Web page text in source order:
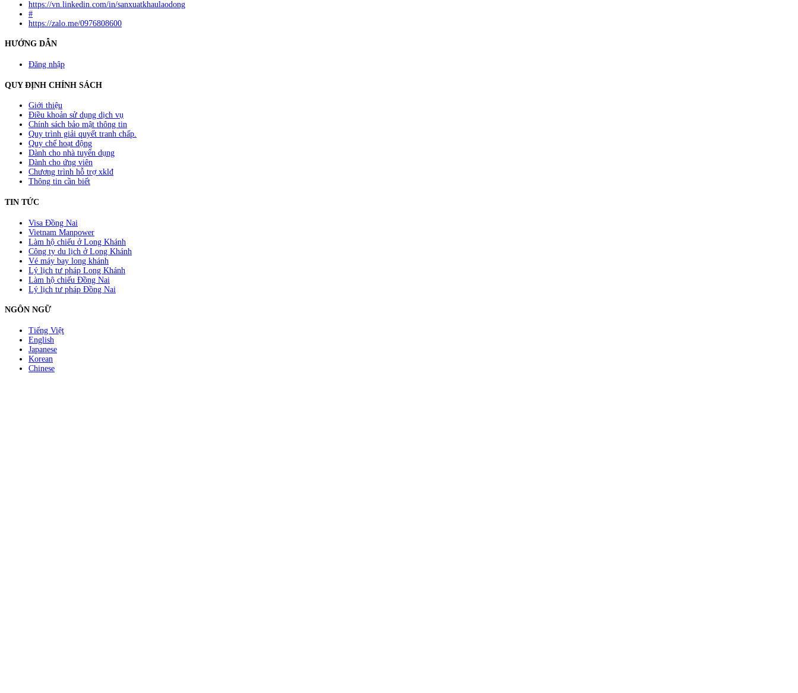
https://vn.linkedin.com/in/sanxuatkhaulaodong
#
https://zalo.me/0976808600
HƯỚNG DẪN
Đăng nhập
QUY ĐỊNH CHÍNH SÁCH
Giới thiệu
Điều khoản sử dụng dịch vụ
Chính sách bảo mật thông tin
Quy trình giải quyết tranh chấp.
Quy chế hoạt động
Dành cho nhà tuyển dụng
Dành cho ứng viên
Chương trình hỗ trợ xklđ
Thông tin cần biết
TIN TỨC
Visa Đồng Nai
Vietnam Manpower
Làm hộ chiếu ở Long Khánh
Công ty du lịch ở Long Khánh
Vé máy bay long khánh
Lý lịch tư pháp Long Khánh
Làm hộ chiếu Đồng Nai
Lý lịch tư pháp Đồng Nai
NGÔN NGỮ
Tiếng Việt
English
Japanese
Korean
Chinese